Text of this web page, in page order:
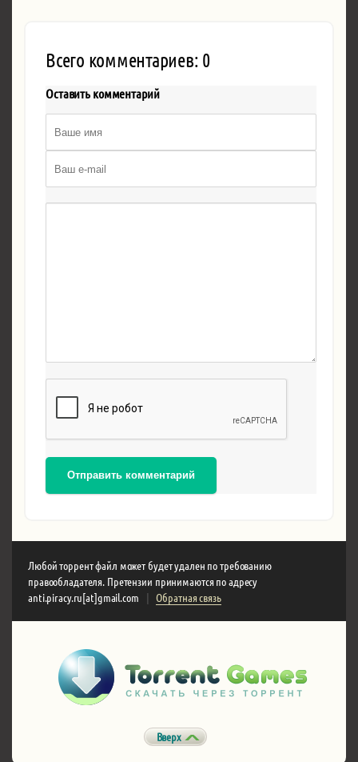
Всего комментариев: 0
Оставить комментарий
Отправить комментарий
Любой торрент файл может будет удален по требованию
правообладателя. Претензии принимаются по адресу
anti.piracy.ru[at]gmail.com
| Обратная связь
Вверх